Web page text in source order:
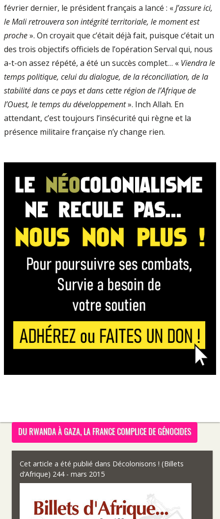
février dernier, le président français a lancé : «J’assure ici,
le Mali retrouvera son intégrité territoriale, le moment est
proche». On croyait que c’était déjà fait, puisque c’était un
des trois objectifs officiels de l’opération Serval qui, nous
a-t-on assez répété, a été un succès complet… « Viendra le
temps politique, celui du dialogue, de la réconciliation, de la
stabilité dans ce pays et dans cette région de l’Afrique de
l’Ouest, le temps du développement». Inch Allah. En
attendant, c’est toujours l’insécurité qui règne et la
présence militaire française n’y change rien.
DU RWANDA À GAZA, LA FRANCE COMPLICE DE GÉNOCIDES
Cet article a été publié dans Décolonisons ! (Billets
d’Afrique) 244 - mars 2015